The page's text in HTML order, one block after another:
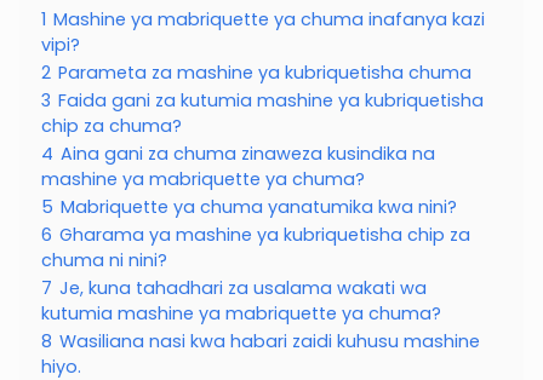
1 Mashine ya mabriquette ya chuma inafanya kazi
vipi?
2 Parameta za mashine ya kubriquetisha chuma
3 Faida gani za kutumia mashine ya kubriquetisha
chip za chuma?
4 Aina gani za chuma zinaweza kusindika na
mashine ya mabriquette ya chuma?
5 Mabriquette ya chuma yanatumika kwa nini?
6 Gharama ya mashine ya kubriquetisha chip za
chuma ni nini?
7 Je, kuna tahadhari za usalama wakati wa
kutumia mashine ya mabriquette ya chuma?
8 Wasiliana nasi kwa habari zaidi kuhusu mashine
hiyo.